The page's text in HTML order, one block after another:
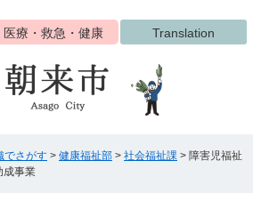
医療・救急・健康 Translation
でさがす > 健康福祉部 > 社会福祉課 > 障害児福祉
成事業